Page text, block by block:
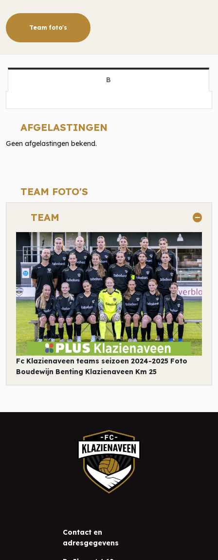
Team foto's
B
AFGELASTINGEN
Geen afgelastingen bekend.
TEAM FOTO'S
TEAM
Fc Klazienaveen teams seizoen 2024-2025 Foto
Boudewijn Benting Klazienaveen Km 25
Contact en
adresgegevens